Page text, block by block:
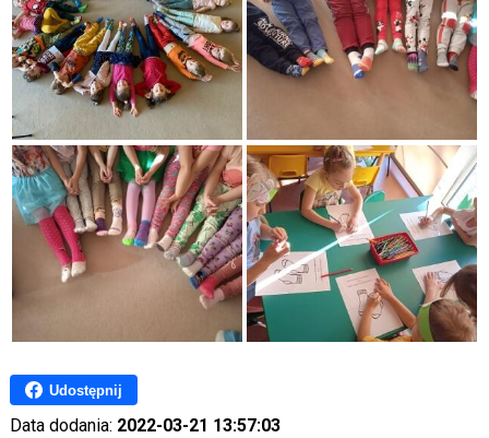
Udostępnij
Data dodania: 2022-03-21 13:57:03